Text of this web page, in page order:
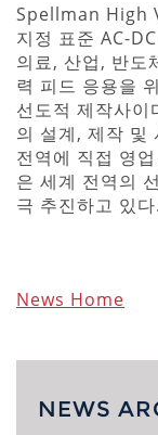
Spellman High
지정 표준 AC-
의료, 산업, 반도
력 피드 응용을
선도적 제작사
의 설계, 제작 및
전역에 직접 영
은 세계 전역의
극 추진하고 있다.
News Home
NEWS